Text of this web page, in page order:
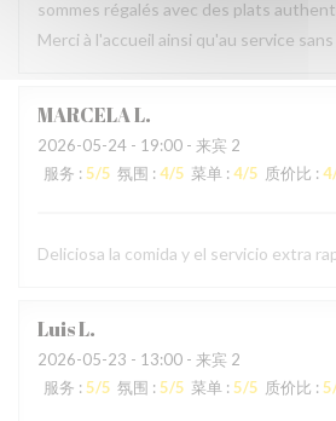
sommes régalés avec des plats
Merci à l'accueil ainsi qu'au service
MARCELAL
2026-05-24 - 19:00 - 来宾 2
服务 : 5/5 氛围 : 4/5 菜单 : 4/5 质价比 : 4
Deliciosa la comida y el servicio extra
LuisL
2026-05-23 - 13:00 - 来宾 2
服务 : 5/5 氛围 : 5/5 菜单 : 5/5 质价比 : 5